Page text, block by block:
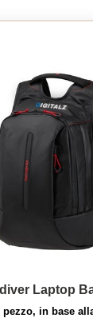
Laptop
pezzo, in base